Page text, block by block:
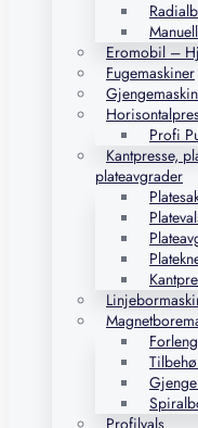
Eromobil –
Fugemaskiner
Profi
Kantpresse,
plateavgrader
Profilvals